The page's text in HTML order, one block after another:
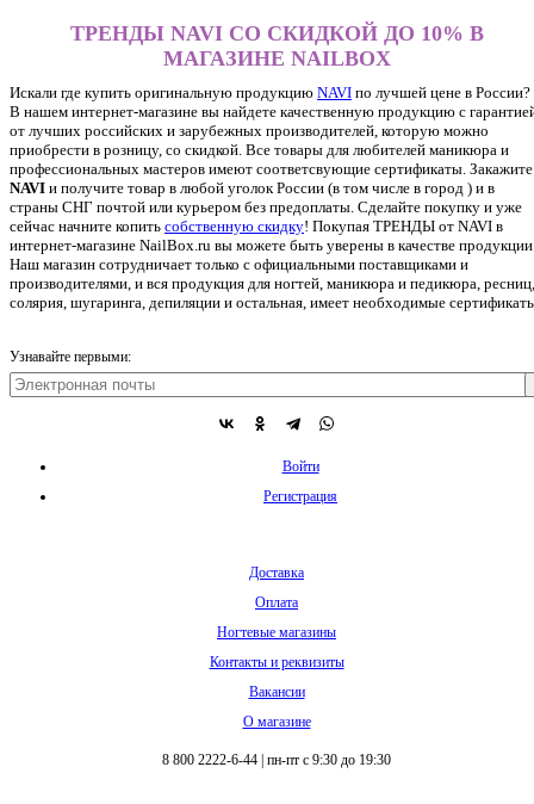
ТРЕНДЫ NAVI СО СКИДКОЙ ДО 10% В
МАГАЗИНЕ NAILBOX
Искали где купить оригинальную продукцию NAVI по лучшей цене в России?
В нашем интернет-магазине вы найдете качественную продукцию с
от лучших российских и зарубежных производителей, которую можно
приобрести в розницу, со скидкой. Все товары для любителей маникюра и
профессиональных мастеров имеют соответсвующие сертификаты. Закажите
NAVI и получите товар в любой уголок России (в том числе в город ) и в
страны СНГ почтой или курьером без предоплаты. Сделайте покупку и уже
сейчас начните копить собственную скидку! Покупая ТРЕНДЫ от NAVI в
интернет-магазине NailBox.ru вы можете быть уверены в качестве
Наш магазин сотрудничает только с официальными поставщиками и
производителями, и вся продукция для ногтей, маникюра и педикюра, ресниц,
солярия, шугаринга, депиляции и остальная, имеет необходимые
Узнавайте первыми:
Войти
Регистрация
Доставка
Оплата
Ногтевые магазины
Контакты и реквизиты
Вакансии
О магазине
8 800 2222-6-44 пн-пт с 9:30 до 19:30